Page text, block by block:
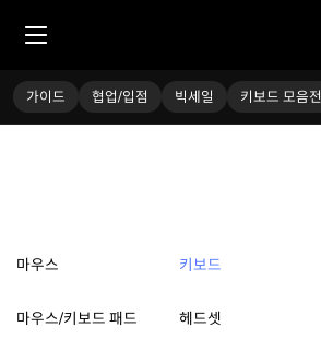
가이드 협업/입점 빅세일 키보드 모음전
Logitech
마우스 키보드
마우스/키보드 패드 헤드셋